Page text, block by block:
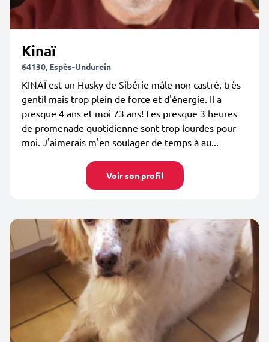
Kinaï
64130, Espès-Undurein
KINAÏ est un Husky de Sibérie mâle non castré, très
gentil mais trop plein de force et d'énergie. Il a
presque 4 ans et moi 73 ans! Les presque 3 heures
de promenade quotidienne sont trop lourdes pour
moi. J'aimerais m'en soulager de temps à au...
Voir son profil